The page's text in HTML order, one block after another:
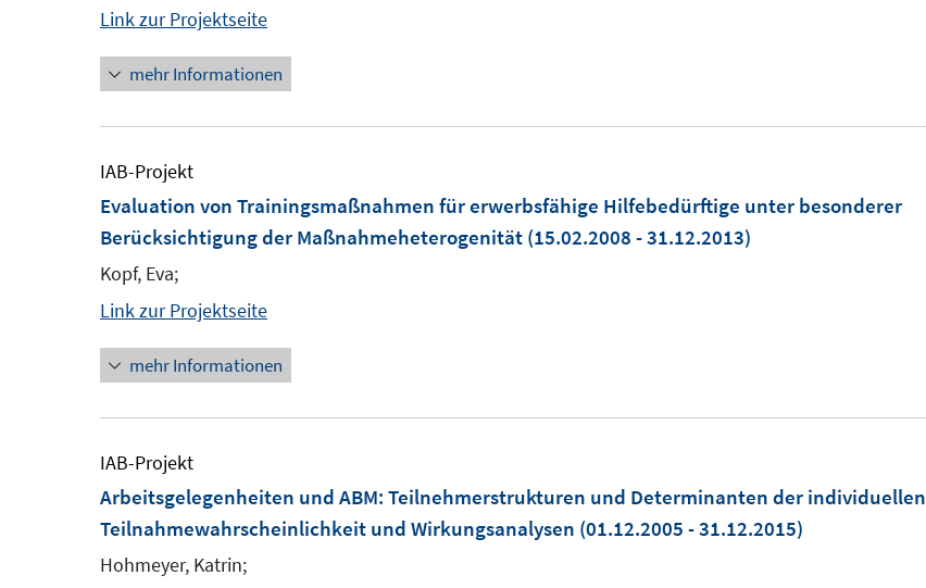
Link zur Projektseite
mehr Informationen
IAB-Projekt
Evaluation von Trainingsmaßnahmen für erwerbsfähige Hilfebedürftige unter besonderer
Berücksichtigung der Maßnahmeheterogenität (15.02.2008 - 31.12.2013)
Kopf, Eva;
Link zur Projektseite
mehr Informationen
IAB-Projekt
Arbeitsgelegenheiten und ABM: Teilnehmerstrukturen und Determinanten der individuellen
Teilnahmewahrscheinlichkeit und Wirkungsanalysen (01.12.2005 - 31.12.2015)
Hohmeyer, Katrin;